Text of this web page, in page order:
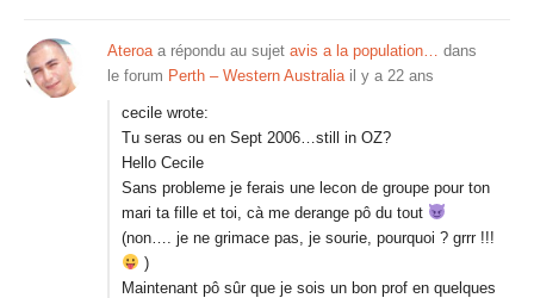
Ateroaa répondu au sujet avis a la population… dans
le forum Perth – Western Australia il y a 22 ans
cecile wrote:
Tu seras ou en Sept 2006…still in OZ?
Hello Cecile
Sans probleme je ferais une lecon de groupe pour ton
mari ta fille et toi, cà me derange pô du tout
(non…. je ne grimace pas, je sourie, pourquoi ? grrr !!!
)
Maintenant pô sûr que je sois un bon prof en quelques